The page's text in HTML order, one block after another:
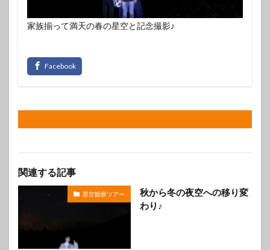
家族揃って満天の春の星空と記念撮影♪
関連する記事
星空観察ツアー
秋から冬の夜空への移り変
わり♪